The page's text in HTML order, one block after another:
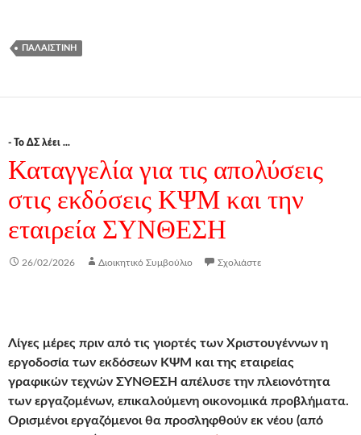
ΠΑΛΑΙΣΤΊΝΗ
- Το ΔΣ λέει ...
Καταγγελία για τις απολύσεις
στις εκδόσεις ΚΨΜ και την
εταιρεία ΣΥΝΘΕΣΗ
26/02/2026 Διοικητικό Συμβούλιο Σχολιάστε
Λίγες μέρες πριν από τις γιορτές των Χριστουγέννων η
εργοδοσία των εκδόσεων ΚΨΜ και της εταιρείας
γραφικών τεχνών ΣΥΝΘΕΣΗ απέλυσε την πλειονότητα
των εργαζομένων, επικαλούμενη οικονομικά προβλήματα.
Ορισμένοι εργαζόμενοι θα προσληφθούν εκ νέου (από